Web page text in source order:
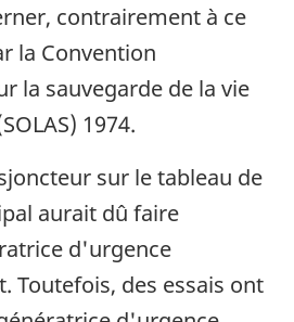
contrairement à ce
la Convention
la sauvegarde de la vie
1974.
sur le tableau de
aurait dû faire
d'urgence
Toutefois, des essais ont